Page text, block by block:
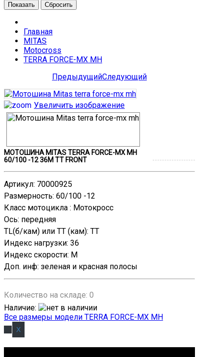
Показать Сбросить
Главная
MITAS
Motocross
TERRA FORCE-MX MH
ПредыдущийСледующий
Увеличить изображение
МОТОШИНА MITAS TERRA FORCE-MX MH
60/100 -12 36M TT FRONT
Артикул: 70000925
Размерность: 60/100 -12
Класс мотоцикла : Мотокросс
Ось: передняя
TL(б/кам) или TT (кам): TT
Индекс нагрузки: 36
Индекс скорости: M
Доп. инф: зеленая и красная полосы
Количество на складе: 0
Наличие:
Все размеры модели TERRA FORCE-MX MH